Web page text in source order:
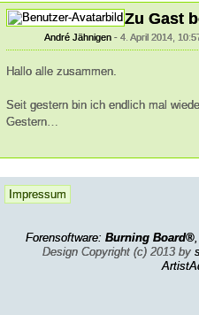
Zu Gast
André Jähnigen 4. April 2014,
Hallo alle zusammen.
Seit gestern bin ich endlich mal
Gestern…
Impressum
Forensoftware: Burning Board®
Design Copyright (c) 2013 by